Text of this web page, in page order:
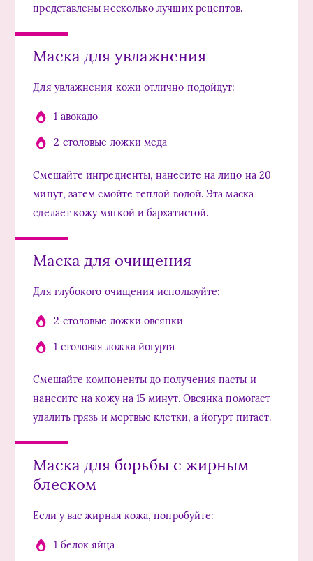
представлены несколько лучших рецептов.
Маска для увлажнения
Для увлажнения кожи отлично подойдут:
1 авокадо
2 столовые ложки меда
Смешайте ингредиенты, нанесите на лицо на 20
минут, затем смойте теплой водой. Эта маска
сделает кожу мягкой и бархатистой.
Маска для очищения
Для глубокого очищения используйте:
2 столовые ложки овсянки
1 столовая ложка йогурта
Смешайте компоненты до получения пасты и
нанесите на кожу на 15 минут. Овсянка помогает
удалить грязь и мертвые клетки, а йогурт питает.
Маска для борьбы с жирным
блеском
Если у вас жирная кожа, попробуйте:
1 белок яйца